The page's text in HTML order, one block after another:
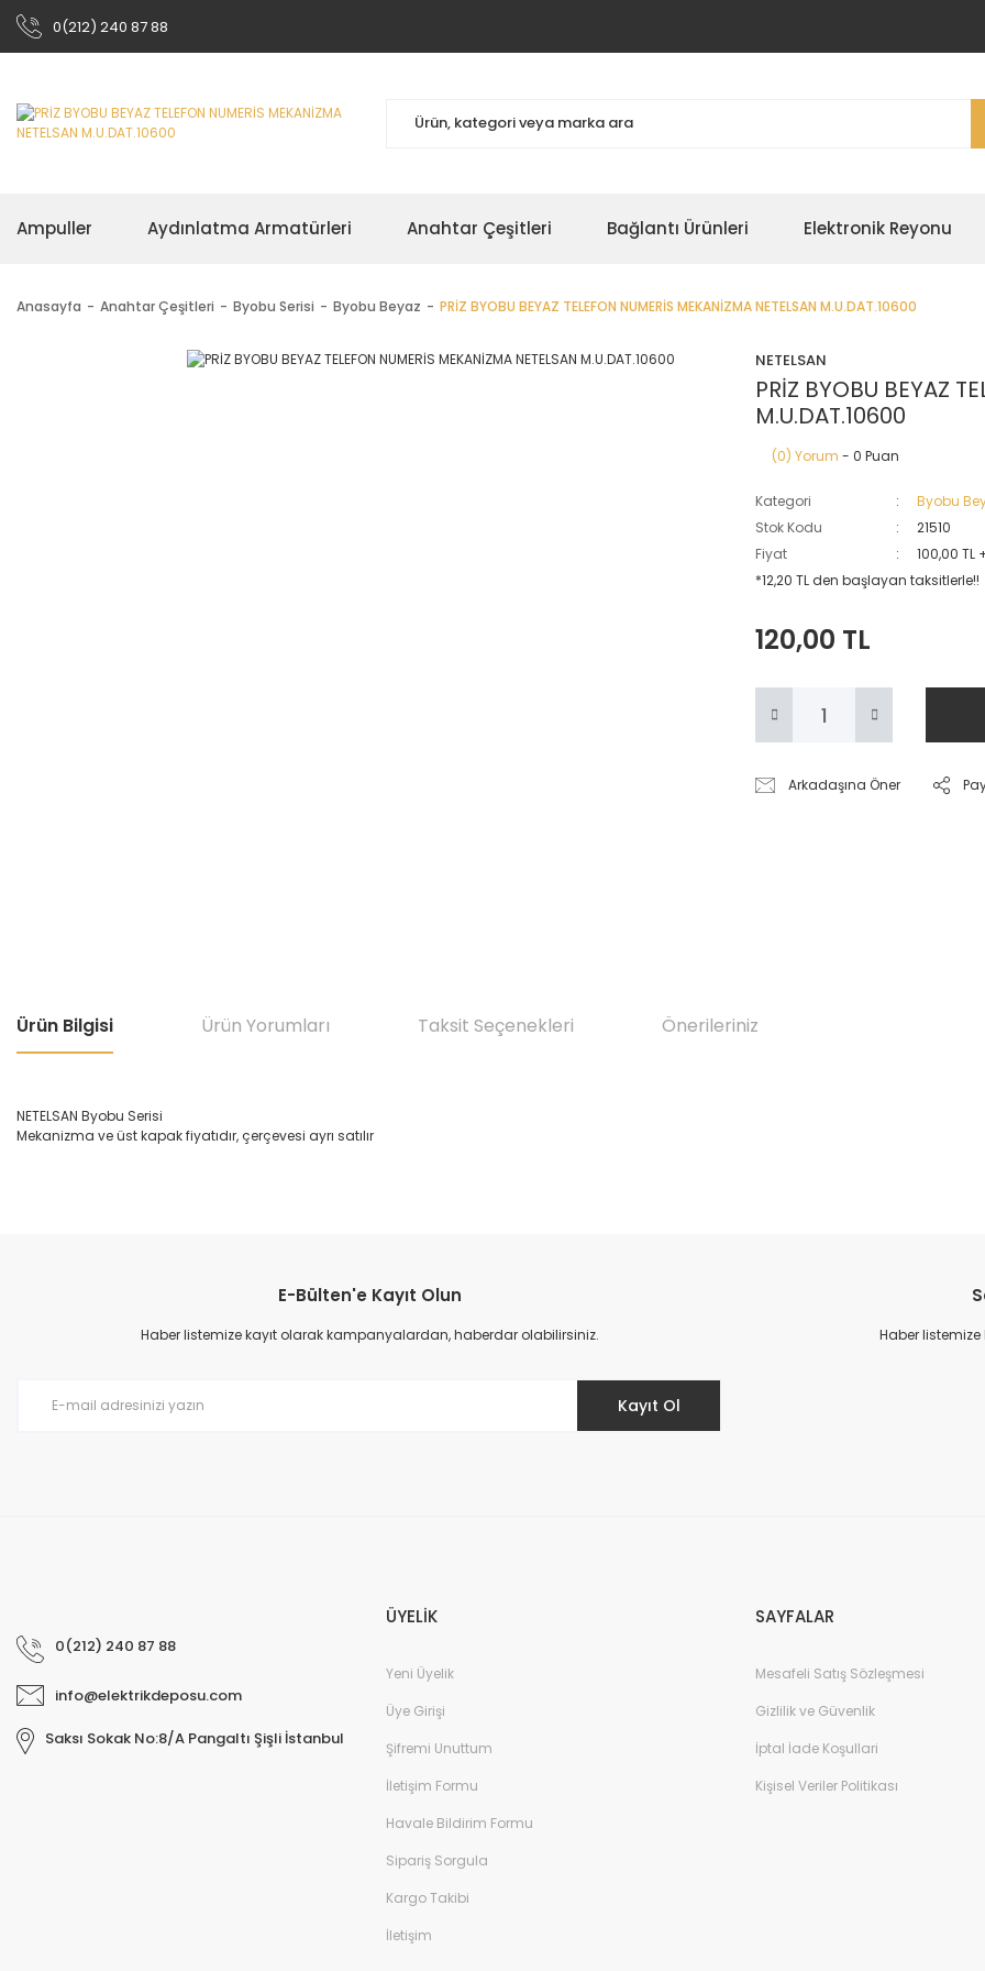
0(212) 240 87 88
Ampuller Aydınlatma Armatürleri Anahtar Çeşitleri Bağlantı Ürünleri Elektronik Reyonu
Anasayfa Anahtar Çeşitleri Byobu Serisi Byobu Beyaz PRİZ BYOBU BEYAZ TELEFON NUMERİS MEKANİZMA NETELSAN M.U.DAT.10600
NETELSAN
PRİZ BYOBU BEYAZ
M.U.DAT.10600
(0) Yorum - 0 Puan
Kategori
Byobu
Stok Kodu
21510
Fiyat
100,00 TL
*12,20 TL den başlayan taksitlerle!!
120,00 TL
Arkadaşına Öner
Ürün Bilgisi Ürün Yorumları Taksit Seçenekleri Önerileriniz
NETELSAN Byobu Serisi
Mekanizma ve üst kapak fiyatıdır, çerçevesi ayrı satılır
Ürün resmi kalitesiz, bozuk veya görüntülenemiyor.
Ürün açıklamasında eksik bilgiler bulunuyor.
E-Bülten'e Kayıt Olun
Haber listemize kayıt olarak kampanyalardan, haberdar olabilirsiniz.
Kayıt Ol
Haber
0(212) 240 87 88
info@elektrikdeposu.com
Saksı Sokak No:8/A Pangaltı Şişli İstanbul
ÜYELİK
Yeni Üyelik
Üye Girişi
Şifremi Unuttum
İletişim Formu
Havale Bildirim Formu
Sipariş Sorgula
Kargo Takibi
İletişim
SAYFALAR
Mesafeli Satış Sözleşmesi
Gizlilik ve Güvenlik
İptal İade Koşullari
Kişisel Veriler Politikası